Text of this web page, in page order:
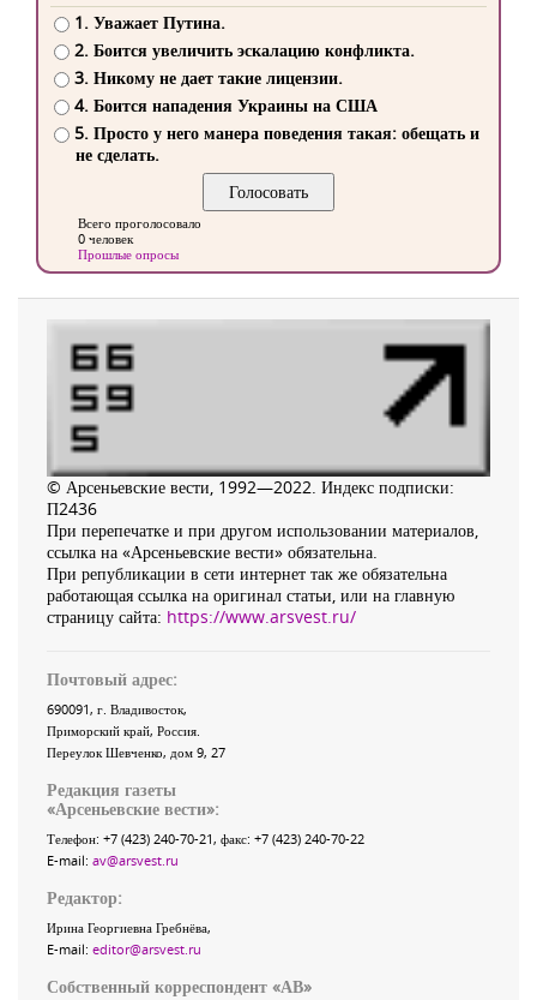
1. Уважает Путина.
2. Боится увеличить эскалацию конфликта.
3. Никому не дает такие лицензии.
4. Боится нападения Украины на США
5. Просто у него манера поведения такая: обещать и
не сделать.
Всего проголосовало
0 человек
Прошлые опросы
© Арсеньевские вести, 1992—2022. Индекс подписки:
П2436
При перепечатке и при другом использовании материалов,
ссылка на «Арсеньевские вести» обязательна.
При републикации в сети интернет так же обязательна
работающая ссылка на оригинал статьи, или на главную
страницу сайта: https://www.arsvest.ru/
Почтовый адрес:
690091, г. Владивосток,
Приморский край, Россия
Переулок Шевченко, дом 9, 27
Редакция газеты
«Арсеньевские вести»:
Телефон: +7 (423) 240-70-21, факс: +7 (423) 240-70-22
E-mail: av@arsvest.ru
Редактор:
Ирина Георгиевна Гребнёва,
E-mail: editor@arsvest.ru
Собственный корреспондент «АВ»